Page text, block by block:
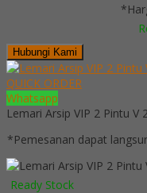
Hubungi Kami
QUICK ORDER
Whatsapp
Lemari Arsip VIP 2 Pintu V
*Pemesanan dapat
Ready Stock